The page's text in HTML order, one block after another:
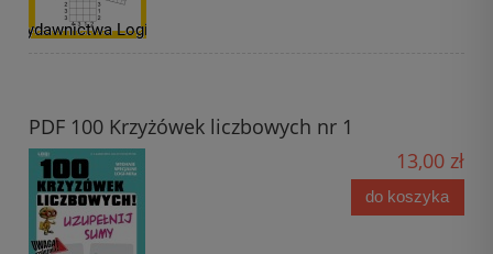
PDF 100 Krzyżówek liczbowych nr 1
13,00 zł
do koszyka